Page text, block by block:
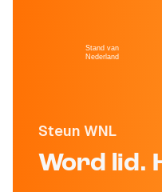
Steun WNL
Word lid.
Stand van
Nederland